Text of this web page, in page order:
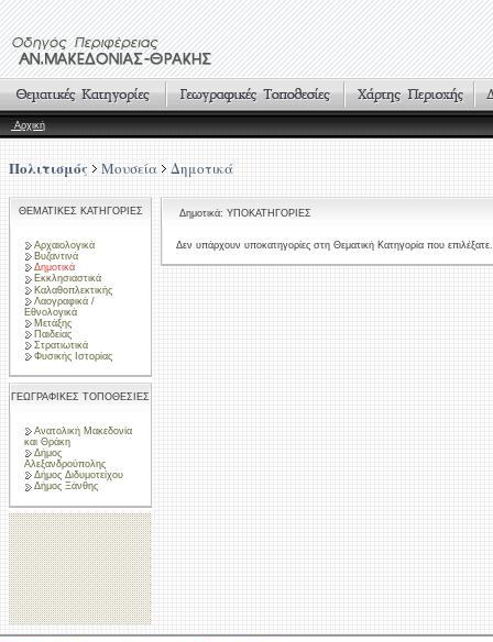
Αρχική
Πολιτισμός Μουσεία Δημοτικά
ΘΕΜΑΤΙΚΕΣ ΚΑΤΗΓΟΡΙΕΣ
Αρχαιολογικά
Βυζαντινά
Δημοτικά
Εκκλησιαστικά
Καλαθοπλεκτικής
Λαογραφικά /
Εθνολογικά
Μετάξης
Παιδείας
Στρατιωτικά
Φυσικής Ιστορίας
ΓΕΩΓΡΑΦΙΚΕΣ ΤΟΠΟΘΕΣΙΕΣ
Ανατολική Μακεδονία
και Θράκη
Δήμος
Αλεξανδρούπολης
Δήμος Διδυμοτείχου
Δήμος Ξάνθης
Δημοτικά: ΥΠΟΚΑΤΗΓΟΡΙΕΣ
Δεν υπάρχουν υποκατηγορίες στη Θεματική Κατηγορία που επιλέξατε.